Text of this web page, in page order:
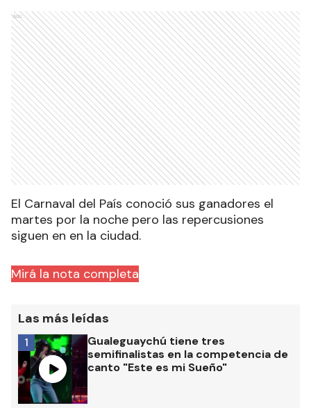
Ads
El Carnaval del País conoció sus ganadores el
martes por la noche pero las repercusiones
siguen en en la ciudad.
Mirá la nota completa
Las más leídas
Gualeguaychú tiene tres
semifinalistas en la competencia de
canto "Este es mi Sueño"
1